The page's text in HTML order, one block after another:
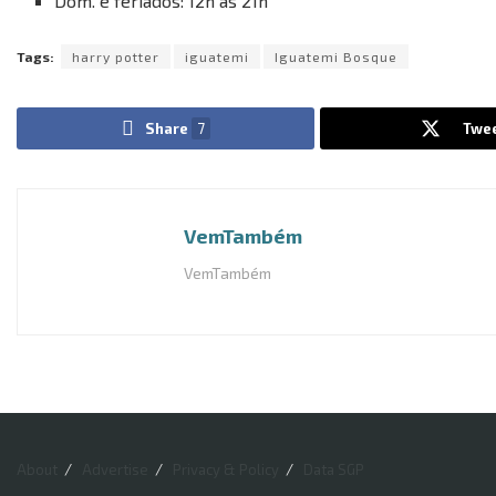
Tags: harry potter iguatemi Iguatemi Bosque
Share 7
VemTambém
VemTambém